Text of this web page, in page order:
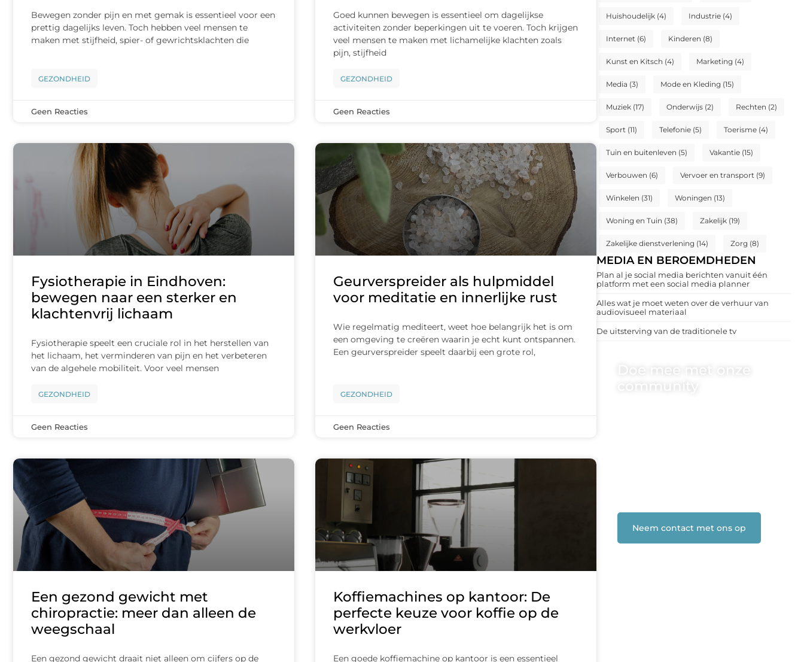
Huishoudelijk (4) Industrie (4)
Internet (6) Kinderen (8)
Kunst en Kitsch (4) Marketing (4)
Media (3) Mode en Kleding (15)
Muziek (17) Onderwijs (2) Rechten (2)
Sport (11) Telefonie (5) Toerisme (4)
Tuin en buitenleven (5) Vakantie (15)
Verbouwen (6) Vervoer en transport (9)
Winkelen (31) Woningen (13)
Woning en Tuin (38) Zakelijk (19)
Zakelijke dienstverlening (14) Zorg (8)
MEDIA EN BEROEMDHEDEN
Plan al je social media berichten vanuit één
platform met een social media planner
Alles wat je moet weten over de verhuur van
audiovisueel materiaal
De uitsterving van de traditionele tv
Doe mee met onze
Neem contact met ons op
Bewegen zonder pijn en met gemak is essentieel voor een
prettig dagelijks leven. Toch hebben veel mensen te
maken met stijfheid, spier- of gewrichtsklachten die
GEZONDHEID
Geen Reacties
Goed kunnen bewegen is essentieel om dagelijkse
activiteiten zonder beperkingen uit te voeren. Toch krijgen
veel mensen te maken met lichamelijke klachten zoals
pijn, stijfheid
GEZONDHEID
Geen Reacties
Fysiotherapie in Eindhoven:
bewegen naar een sterker en
klachtenvrij lichaam
Fysiotherapie speelt een cruciale rol in het herstellen van
het lichaam, het verminderen van pijn en het verbeteren
van de algehele mobiliteit. Voor veel mensen
GEZONDHEID
Geen Reacties
Geurverspreider als hulpmiddel
voor meditatie en innerlijke rust
Wie regelmatig mediteert, weet hoe belangrijk het is om
een omgeving te creëren waarin je echt kunt ontspannen.
Een geurverspreider speelt daarbij een grote rol,
GEZONDHEID
Geen Reacties
Een gezond gewicht met
chiropractie: meer dan alleen de
weegschaal
Een gezond gewicht draait niet alleen om cijfers op de
Koffiemachines op kantoor: De
perfecte keuze voor koffie op de
werkvloer
Een goede koffiemachine op kantoor is een essentieel